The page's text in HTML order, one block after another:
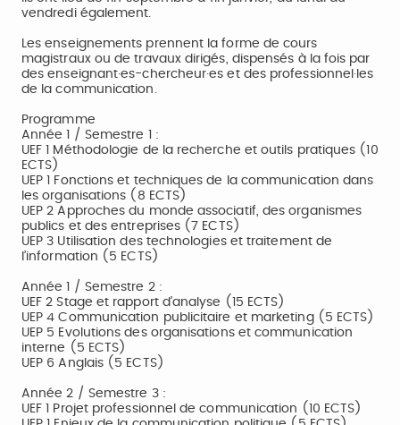
vendredi également.
Les enseignements prennent la forme de cours
magistraux ou de travaux dirigés, dispensés à la fois par
des enseignant·es-chercheur·es et des professionnel·les
de la communication.
Programme
Année 1 / Semestre 1 :
UEF 1 Méthodologie de la recherche et outils pratiques (10
ECTS)
UEP 1 Fonctions et techniques de la communication dans
les organisations (8 ECTS)
UEP 2 Approches du monde associatif, des organismes
publics et des entreprises (7 ECTS)
UEP 3 Utilisation des technologies et traitement de
l’information (5 ECTS)
Année 1 / Semestre 2 :
UEF 2 Stage et rapport d’analyse (15 ECTS)
UEP 4 Communication publicitaire et marketing (5 ECTS)
UEP 5 Evolutions des organisations et communication
interne (5 ECTS)
UEP 6 Anglais (5 ECTS)
Année 2 / Semestre 3 :
UEF 1 Projet professionnel de communication (10 ECTS)